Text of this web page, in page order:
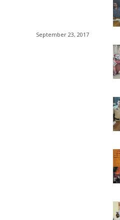
September 23, 2017